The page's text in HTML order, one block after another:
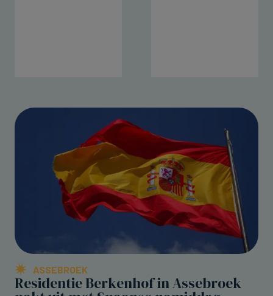
ASSEBROEK
Residentie Berkenhof in Assebroek